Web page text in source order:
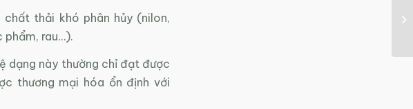
thải khó phân hủy (nilon,
phẩm, rau…).
dạng này thường chỉ đạt được
thương mại hóa ổn định với